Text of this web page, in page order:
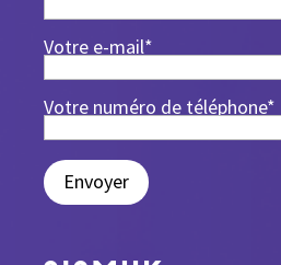
Votre e-mail*
Votre numéro de téléphone*
Envoyer